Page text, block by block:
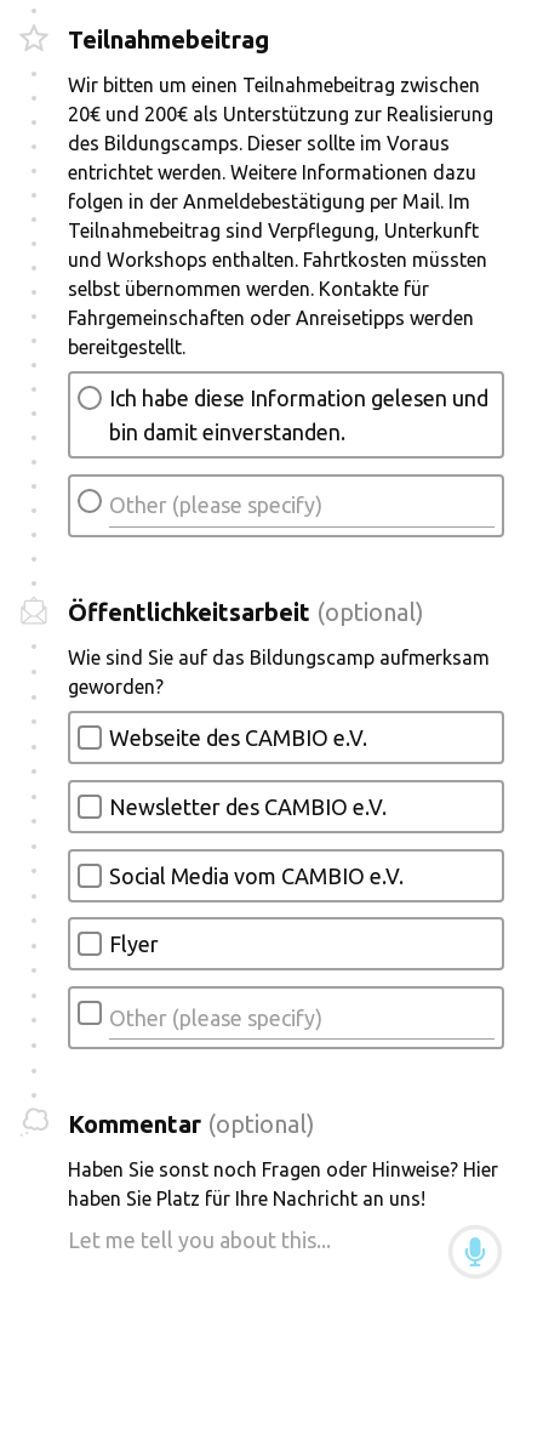
Teilnahmebeitrag
Wir bitten um einen Teilnahmebeitrag zwischen
20€ und 200€ als Unterstützung zur Realisierung
des Bildungscamps. Dieser sollte im Voraus
entrichtet werden. Weitere Informationen dazu
folgen in der Anmeldebestätigung per Mail. Im
Teilnahmebeitrag sind Verpflegung, Unterkunft
und Workshops enthalten. Fahrtkosten müssten
selbst übernommen werden. Kontakte für
Fahrgemeinschaften oder Anreisetipps werden
bereitgestellt.
Ich habe diese Information gelesen und
bin damit einverstanden.
Öffentlichkeitsarbeit (optional)
Wie sind Sie auf das Bildungscamp aufmerksam
geworden?
Webseite des CAMBIO e.V.
Newsletter des CAMBIO e.V.
Social Media vom CAMBIO e.V.
Flyer
Kommentar (optional)
Haben Sie sonst noch Fragen oder Hinweise? Hier
haben Sie Platz für Ihre Nachricht an uns!